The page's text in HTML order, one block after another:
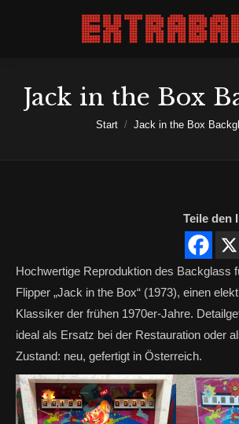
Jack in the Box
Sie befinden sich hier:
Start Jack in the Box
Teile den
Hochwertige Reproduktion des Backglass
Flipper „Jack in the Box“ (1973), einen
Klassiker der frühen 1970er-Jahre.
ideal als Ersatz bei der Restauration oder
Zustand: neu, gefertigt in Österreich.